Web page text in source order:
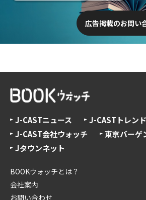
広告掲載のお問い
J-CASTニュース
J-CASTトレンド
J-CAST会社ウォッチ
東京バーゲ
Jタウンネット
BOOKウォッチとは？
会社案内
お問い合わせ